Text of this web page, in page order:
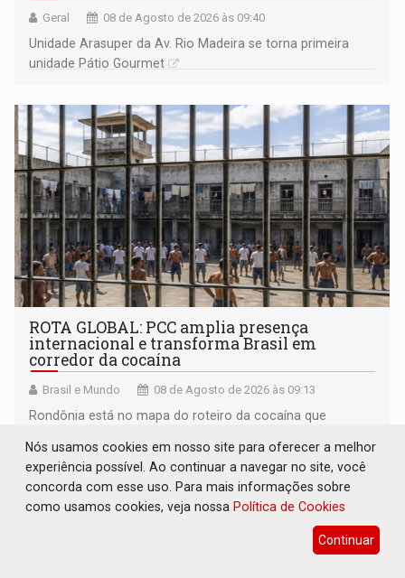
Geral 08 de Agosto de 2026 às 09:40
Unidade Arasuper da Av. Rio Madeira se torna primeira
unidade Pátio Gourmet
ROTA GLOBAL: PCC amplia presença
internacional e transforma Brasil em
corredor da cocaína
Brasil e Mundo 08 de Agosto de 2026 às 09:13
Rondônia está no mapa do roteiro da cocaína que
Nós usamos cookies em nosso site para oferecer a melhor
experiência possível. Ao continuar a navegar no site, você
concorda com esse uso. Para mais informações sobre
como usamos cookies, veja nossa Política de Cookies
Continuar